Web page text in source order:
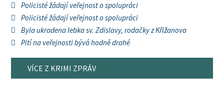
Policisté žádají veřejnost o spolupráci
Policisté žádají veřejnost o spolupráci
Byla ukradena lebka sv. Zdislavy, rodačky z Křižanova
Pití na veřejnosti bývá hodně drahé
VÍCE Z KRIMI ZPRÁV